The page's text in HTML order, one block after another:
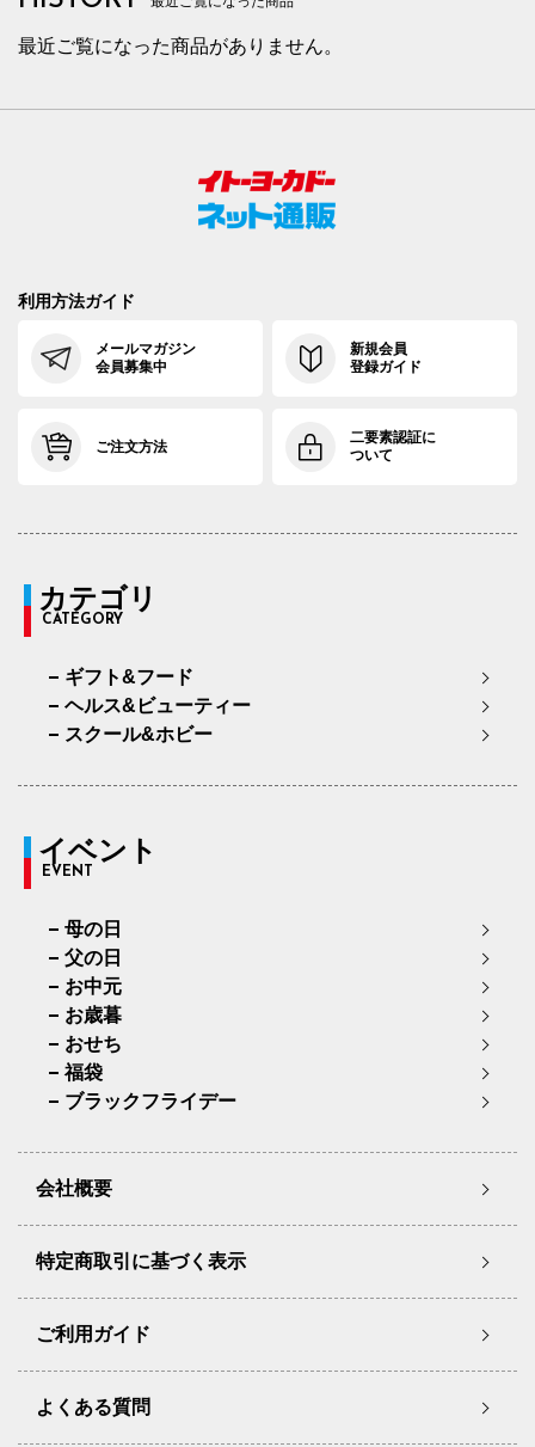
最近ご覧になった商品がありません。
利用方法ガイド
メールマガジン
会員募集中
新規会員
登録ガイド
ご注文方法
二要素認証に
ついて
カテゴリ
CATEGORY
ギフト&フード
ヘルス&ビューティー
スクール&ホビー
イベント
EVENT
母の日
父の日
お中元
お歳暮
おせち
福袋
ブラックフライデー
会社概要
特定商取引に基づく表示
ご利用ガイド
よくある質問